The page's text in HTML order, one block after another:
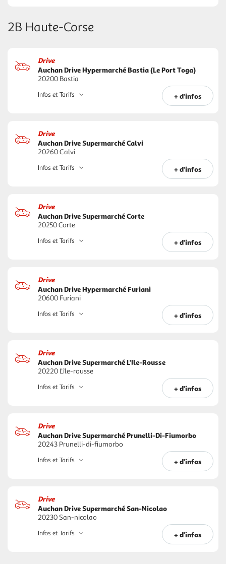
2B Haute-Corse
Drive
Auchan Drive Hypermarché Bastia (Le Port Toga)
20200 Bastia
+ d'infos
Infos et Tarifs
Drive
Auchan Drive Supermarché Calvi
20260 Calvi
+ d'infos
Infos et Tarifs
Drive
Auchan Drive Supermarché Corte
20250 Corte
+ d'infos
Infos et Tarifs
Drive
Auchan Drive Hypermarché Furiani
20600 Furiani
+ d'infos
Infos et Tarifs
Drive
Auchan Drive Supermarché L'Ile-Rousse
20220 L'île-rousse
+ d'infos
Infos et Tarifs
Drive
Auchan Drive Supermarché Prunelli-Di-Fiumorbo
20243 Prunelli-di-fiumorbo
+ d'infos
Infos et Tarifs
Drive
Auchan Drive Supermarché San-Nicolao
20230 San-nicolao
+ d'infos
Infos et Tarifs